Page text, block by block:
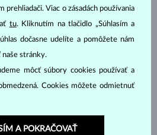
prehliadači. Viac o zásadách používania
tu. Kliknutím na tlačidlo „Súhlasím a
dočasne udelíte a pomôžete nám
naše stránky.
môcť súbory cookies používať a
Cookies môžete odmietnuť
A POKRAČOVAŤ